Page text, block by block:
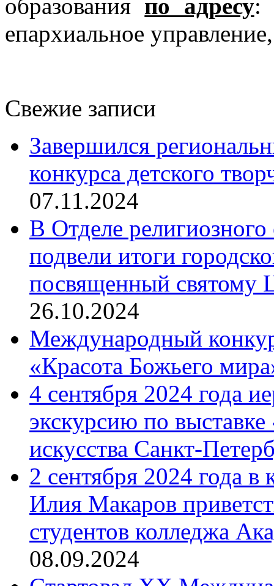
образования по адресу:
епархиальное
Свежие записи
Завершился
конкурса детского
07.11.2024
В Отделе религиозного
подвели итоги
посвященный святому
26.10.2024
Международный
«Красота Божьего
4 сентября 2024 года
экскурсию по
искусства Санкт-
2 сентября 2024 года
Илия Макаров
студентов колледжа
08.09.2024